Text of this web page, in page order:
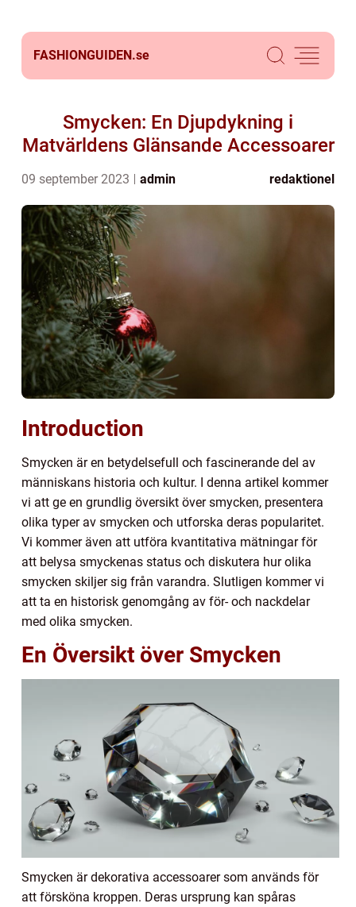
FASHIONGUIDEN.se
Smycken: En Djupdykning i
Matvärldens Glänsande Accessoarer
09 september 2023 admin redaktionel
Introduction
Smycken är en betydelsefull och fascinerande del av
människans historia och kultur. I denna artikel kommer
vi att ge en grundlig översikt över smycken, presentera
olika typer av smycken och utforska deras popularitet.
Vi kommer även att utföra kvantitativa mätningar för
att belysa smyckenas status och diskutera hur olika
smycken skiljer sig från varandra. Slutligen kommer vi
att ta en historisk genomgång av för- och nackdelar
med olika smycken.
En Översikt över Smycken
Smycken är dekorativa accessoarer som används för
att försköna kroppen. Deras ursprung kan spåras